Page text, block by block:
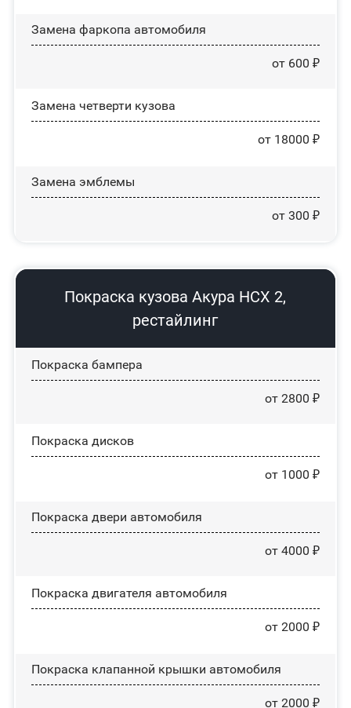
Замена фаркопа автомобиля
от 600 ₽
Замена четверти кузова
от 18000 ₽
Замена эмблемы
от 300 ₽
Покраска кузова Акура НСХ 2,
рестайлинг
Покраска бампера
от 2800 ₽
Покраска дисков
от 1000 ₽
Покраска двери автомобиля
от 4000 ₽
Покраска двигателя автомобиля
от 2000 ₽
Покраска клапанной крышки автомобиля
от 2000 ₽